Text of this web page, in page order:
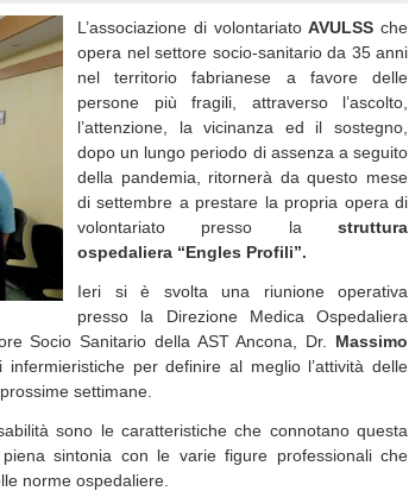
L’associazione di volontariatoAVULSS che
opera nel settore socio-sanitario da 35 anni
nel territorio fabrianese a favore delle
persone più fragili, attraverso l’ascolto,
l’attenzione, la vicinanza ed il sostegno,
dopo un lungo periodo di assenza a seguito
della pandemia, ritornerà da questo mese
di settembre a prestare la propria opera di
volontariato presso la struttura
ospedaliera “Engles Profili”.
Ieri si è svolta una riunione operativa
presso la Direzione Medica Ospedaliera
Socio Sanitario della AST Ancona, Dr. Massimo
infermieristiche per definire al meglio l’attività delle
settimane.
sono le caratteristiche che connotano questa
sintonia con le varie figure professionali che
norme ospedaliere.